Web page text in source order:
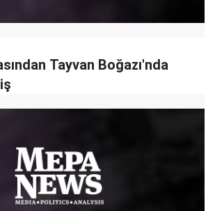
Tayvan Boğazı'nda